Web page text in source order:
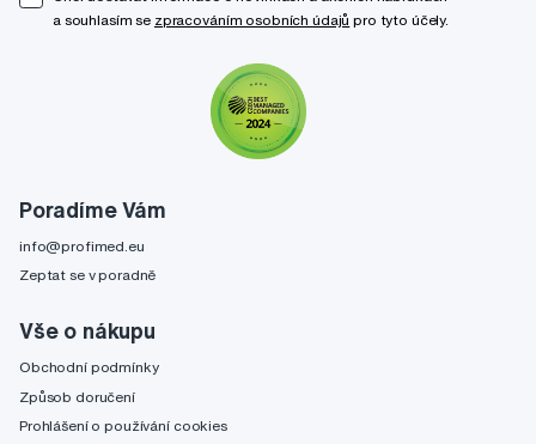
Poradíme Vám
info@profimed.eu
Zeptat se v poradně
Vše o nákupu
Obchodní podmínky
Způsob doručení
Prohlášení o používání cookies
a souhlasím se zpracováním osobních údajů pro tyto účely.